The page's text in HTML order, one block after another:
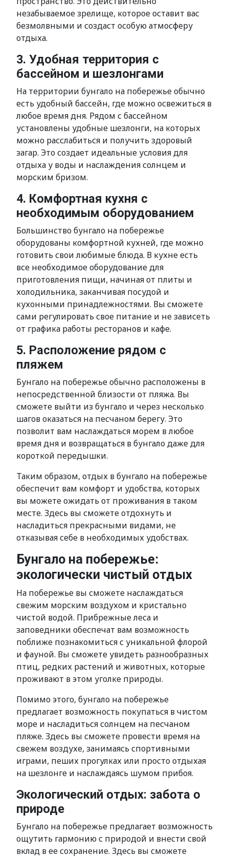
незабываемое зрелище, которое оставит вас
безмолвными и создаст особую атмосферу
отдыха.
3. Удобная территория с
бассейном и шезлонгами
На территории бунгало на побережье обычно
есть удобный бассейн, где можно освежиться в
любое время дня. Рядом с бассейном
установлены удобные шезлонги, на которых
можно расслабиться и получить здоровый
загар. Это создает идеальные условия для
отдыха у воды и наслаждения солнцем и
морским бризом.
4. Комфортная кухня с
необходимым оборудованием
Большинство бунгало на побережье
оборудованы комфортной кухней, где можно
готовить свои любимые блюда. В кухне есть
все необходимое оборудование для
приготовления пищи, начиная от плиты и
холодильника, заканчивая посудой и
кухонными принадлежностями. Вы сможете
сами регулировать свое питание и не зависеть
от графика работы ресторанов и кафе.
5. Расположение рядом с
пляжем
Бунгало на побережье обычно расположены в
непосредственной близости от пляжа. Вы
сможете выйти из бунгало и через несколько
шагов оказаться на песчаном берегу. Это
позволит вам наслаждаться морем в любое
время дня и возвращаться в бунгало даже для
короткой передышки.
Таким образом, отдых в бунгало на побережье
обеспечит вам комфорт и удобства, которых
вы можете ожидать от проживания в таком
месте. Здесь вы сможете отдохнуть и
насладиться прекрасными видами, не
отказывая себе в необходимых удобствах.
Бунгало на побережье:
экологически чистый отдых
На побережье вы сможете наслаждаться
свежим морским воздухом и кристально
чистой водой. Прибрежные леса и
заповедники обеспечат вам возможность
поближе познакомиться с уникальной флорой
и фауной. Вы сможете увидеть разнообразных
птиц, редких растений и животных, которые
проживают в этом уголке природы.
Помимо этого, бунгало на побережье
предлагает возможность покупаться в чистом
море и насладиться солнцем на песчаном
пляже. Здесь вы сможете провести время на
свежем воздухе, занимаясь спортивными
играми, пеших прогулках или просто отдыхая
на шезлонге и наслаждаясь шумом прибоя.
Экологический отдых: забота о
природе
Бунгало на побережье предлагает возможность
ощутить гармонию с природой и внести свой
вклад в ее сохранение. Здесь вы сможете